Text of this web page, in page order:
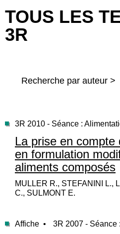
TOUS LES
3R
Recherche par auteur
3R 2010 - Séance :
La prise en compte
en formulation
aliments composés
MULLER R., STEFANINI L.,
C., SULMONT E.
Affiche • 3R 2007 -